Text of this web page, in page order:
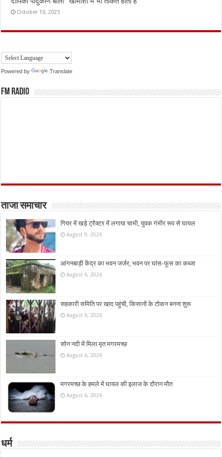
October 10, 2025
Powered by Translate
FM Radio
ताजा समाचार
गियर में खड़े ट्रैक्टर में लगाया चाभी, युवक गंभीर रूप से घायल
August 9, 2026
आंगनबाड़ी केंद्र का भवन जर्जर, भवन पर घांस-फूस का कब्जा
August 6, 2026
सहकारी समिति पर खाद पहुंची, किसानों के टोकन बनना शुरू
August 6, 2026
सोन नदी में मिला मृत मगरमच्छ
August 6, 2026
मगरमच्छ के हमले में घायल की इलाज के दौरान मौत
August 6, 2026
धर्म